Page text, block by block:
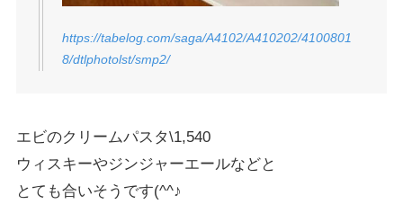
https://tabelog.com/saga/A4102/A410202/4100801
8/dtlphotolst/smp2/
エビのクリームパスタ\1,540
ウィスキーやジンジャーエールなどと
とても合いそうです(^^♪